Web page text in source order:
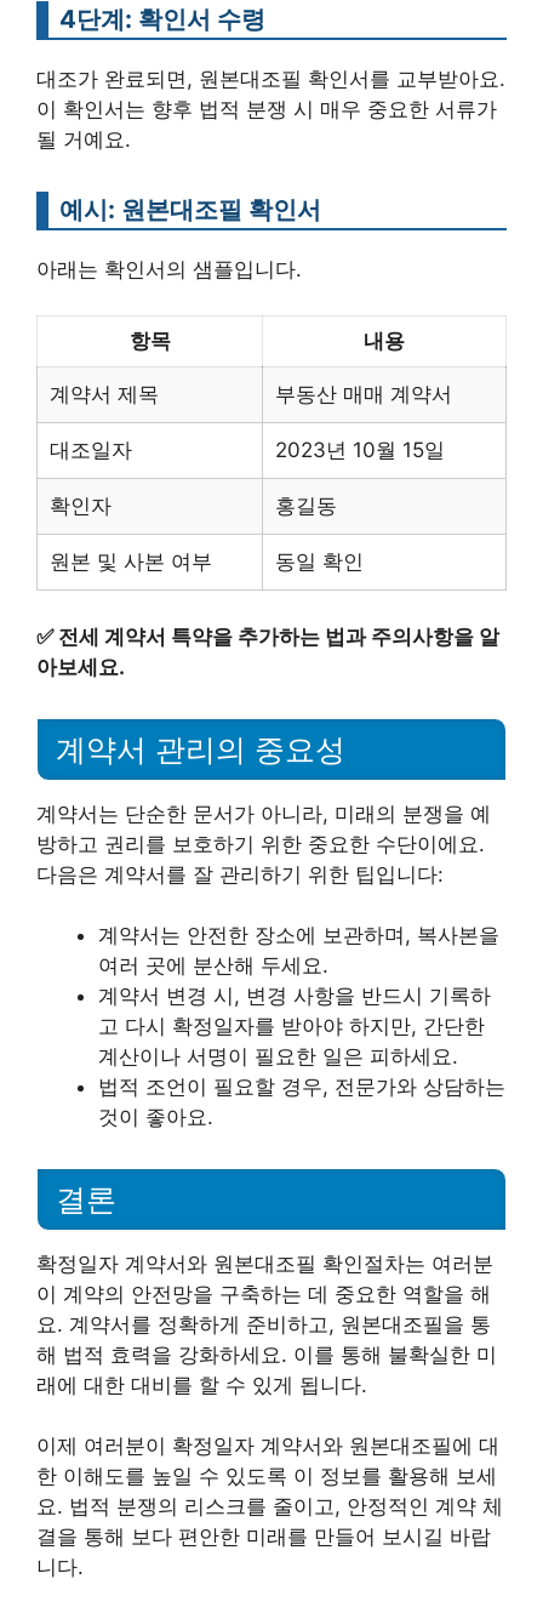
4단계: 확인서 수령
대조가 완료되면, 원본대조필 확인서를 교부받아요.
이 확인서는 향후 법적 분쟁 시 매우 중요한 서류가
될 거예요.
예시: 원본대조필 확인서
아래는 확인서의 샘플입니다.
항목 내용
계약서 제목 부동산 매매 계약서
대조일자 2023년 10월 15일
확인자 홍길동
원본 및 사본 여부 동일 확인
✅ 전세 계약서 특약을 추가하는 법과 주의사항을 알
아보세요.
계약서 관리의 중요성
계약서는 단순한 문서가 아니라, 미래의 분쟁을 예
방하고 권리를 보호하기 위한 중요한 수단이에요.
다음은 계약서를 잘 관리하기 위한 팁입니다:
계약서는 안전한 장소에 보관하며, 복사본을
여러 곳에 분산해 두세요.
계약서 변경 시, 변경 사항을 반드시 기록하
고 다시 확정일자를 받아야 하지만, 간단한
계산이나 서명이 필요한 일은 피하세요.
법적 조언이 필요할 경우, 전문가와 상담하는
것이 좋아요.
결론
확정일자 계약서와 원본대조필 확인절차는 여러분
이 계약의 안전망을 구축하는 데 중요한 역할을 해
요. 계약서를 정확하게 준비하고, 원본대조필을 통
해 법적 효력을 강화하세요. 이를 통해 불확실한 미
래에 대한 대비를 할 수 있게 됩니다.
이제 여러분이 확정일자 계약서와 원본대조필에 대
한 이해도를 높일 수 있도록 이 정보를 활용해 보세
요. 법적 분쟁의 리스크를 줄이고, 안정적인 계약 체
결을 통해 보다 편안한 미래를 만들어 보시길 바랍
니다.